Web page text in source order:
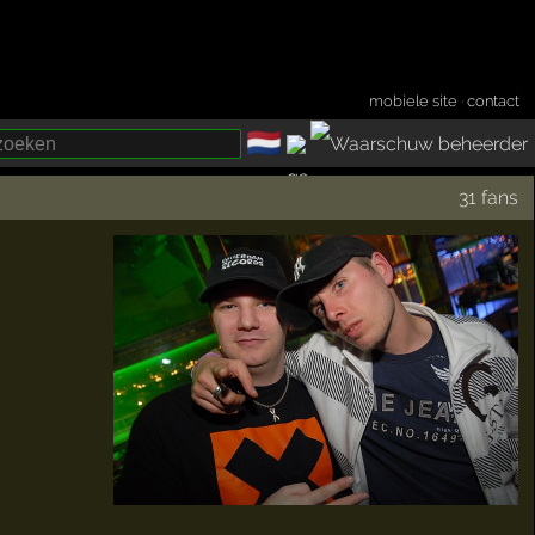
mobiele site ·contact
🇳🇱
31 fans